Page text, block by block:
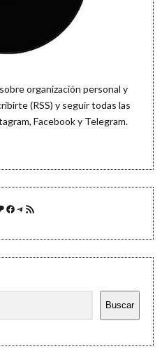
organización personal y
(RSS) y seguir todas las
, Facebooky Telegram.
Facebook
Telegram
Feed RSS
Buscar